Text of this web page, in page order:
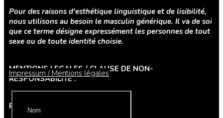
Pour des raisons d'esthétique linguistique et de lisibilité,
nous utilisons au besoin le masculin générique. Il va de soi
que ce terme désigne expressément les personnes de tout
sexe ou de toute identité choisie.
MENTIONS LEGALES / CLAUSE DE NON-
RESPONSABILITE :
Responsabilité pour le contenu
Impressum / Mentions légales